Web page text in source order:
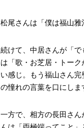
松尾さんは「僕は福山雅
続けて、中居さんが「
は「歌・お芝居・トー
い感じ。もう福山さん
の憧れの言葉を口にしま
一方で、相方の長田さ